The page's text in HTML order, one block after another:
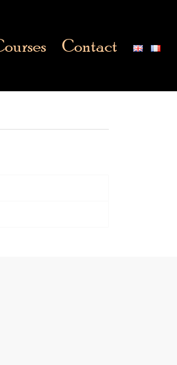
Contact